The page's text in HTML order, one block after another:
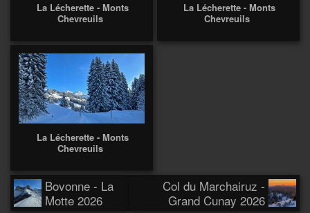
La Lécherette - Monts
Chevreuils
La Lécherette - Monts
Chevreuils
La Lécherette - Monts
Chevreuils
Bovonne - La
Motte 2026
Col du Marchairuz -
Grand Cunay 2026